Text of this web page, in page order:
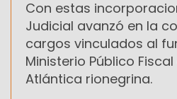
Con estas
Judicial avanzó en la
cargos vinculados al
Ministerio Público
Atlántica rionegrina.